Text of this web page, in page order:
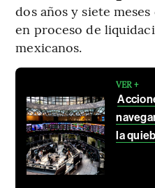
dos años y siete
en proceso de
mexicanos.
VER +
la